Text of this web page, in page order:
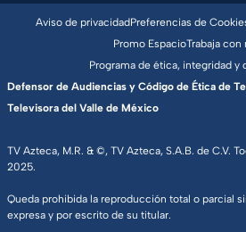
TV Azteca, M.R. & ©, TV Azteca, S.A.B. de C.V.
2025.
Queda prohibida la reproducción total o parcial
expresa y por escrito de su titular.
Aviso de privacidadPreferencias de
Promo EspacioTrabaja con
Programa de ética, integridad
Defensor de Audiencias y Código de Ética de
Televisora del Valle de México